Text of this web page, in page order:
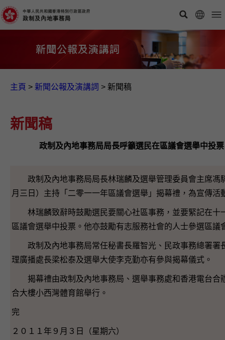
主頁 > 新聞公報及演講詞 > 新聞稿
新聞稿
政制及內地事務局局長呼籲選民在區議會選舉中投
政制及內地事務局局長林瑞麟及選舉管理委員會主席馮
月三日）主持「二零一一年區議會選舉」揭幕禮，為宣傳活
林瑞麟致辭時鼓勵選民要關心社區事務，並要緊記在十
區議會選舉中投票。他亦鼓勵有志服務社會的人士參選區議
政制及內地事務局常任秘書長羅智光、民政事務總署署
理廣播處長梁松泰及選舉大使李克勤亦有參與揭幕儀式。
揭幕禮由政制及內地事務局、選舉事務處和香港電台合
合大樓小西灣體育館舉行。
完
２０１１年９月３日（星期六）